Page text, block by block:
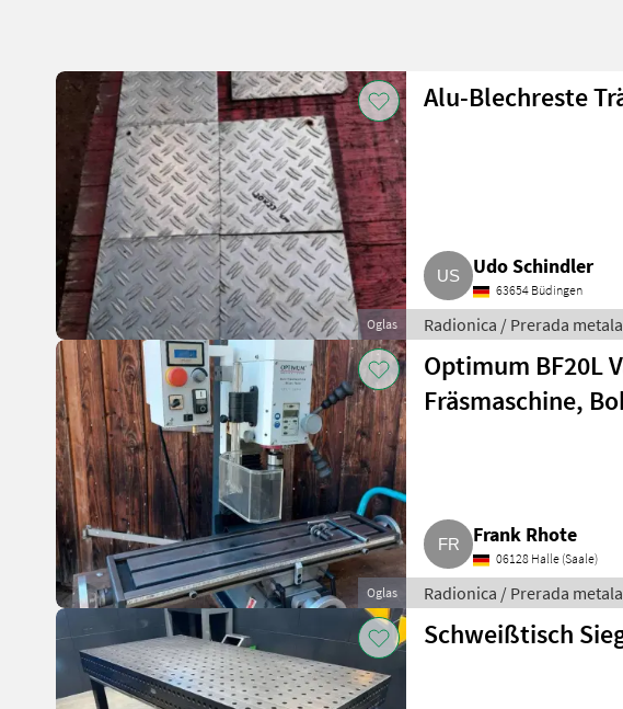
Oglas
Alu-Blechreste
Udo Schindler
63654 Büdingen
Radionica / Prerada metala
Oglas
Optimum BF20L
Fräsmaschine,
Frank Rhote
06128 Halle (Saale)
Radionica / Prerada metala
Schweißtisch